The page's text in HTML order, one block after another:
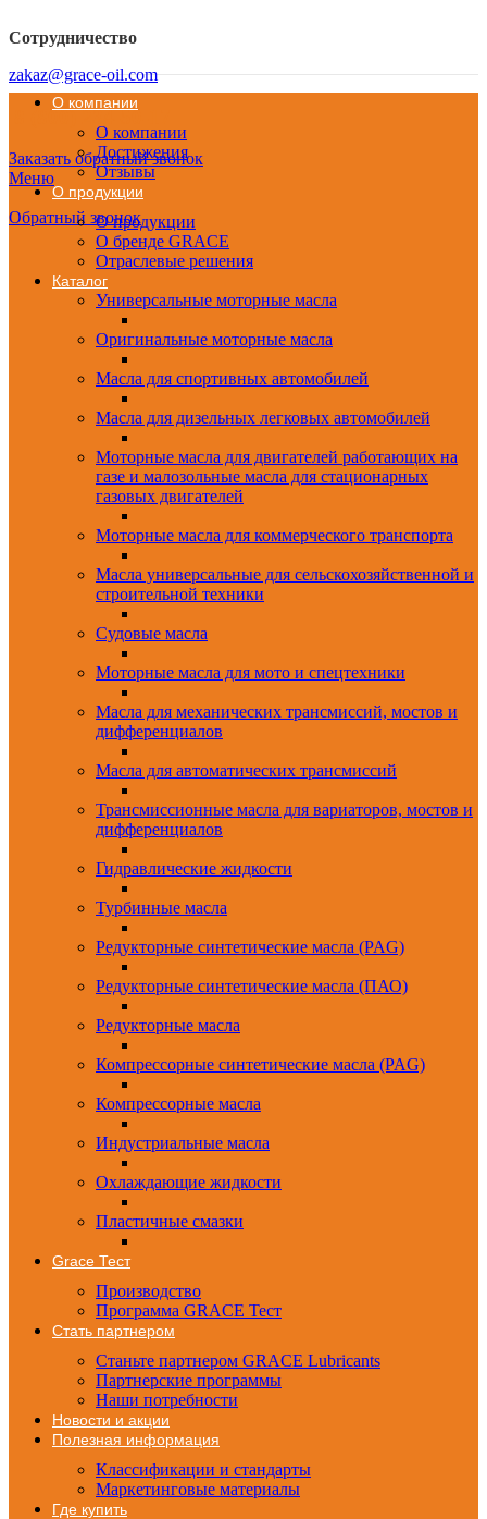
Сотрудничество
zakaz@grace-oil.com
8 (800) 234-50-17
Заказать обратный звонок
Меню
Обратный звонок
О компании
О компании
Достижения
Отзывы
О продукции
О продукции
О бренде GRACE
Отраслевые решения
Каталог
Универсальные моторные масла
Оригинальные моторные масла
Масла для спортивных автомобилей
Масла для дизельных легковых автомобилей
Моторные масла для двигателей работающих на
газе и малозольные масла для стационарных
газовых двигателей
Моторные масла для коммерческого транспорта
Масла универсальные для сельскохозяйственной и
строительной техники
Судовые масла
Моторные масла для мото и спецтехники
Масла для механических трансмиссий, мостов и
дифференциалов
Масла для автоматических трансмиссий
Трансмиссионные масла для вариаторов, мостов и
дифференциалов
Гидравлические жидкости
Турбинные масла
Редукторные синтетические масла (PAG)
Редукторные синтетические масла (ПАО)
Редукторные масла
Компрессорные синтетические масла (PAG)
Компрессорные масла
Индустриальные масла
Охлаждающие жидкости
Пластичные смазки
Grace Тест
Производство
Программа GRACE Тест
Стать партнером
Станьте партнером GRACE Lubricants
Партнерские программы
Наши потребности
Новости и акции
Полезная информация
Классификации и стандарты
Маркетинговые материалы
Где купить